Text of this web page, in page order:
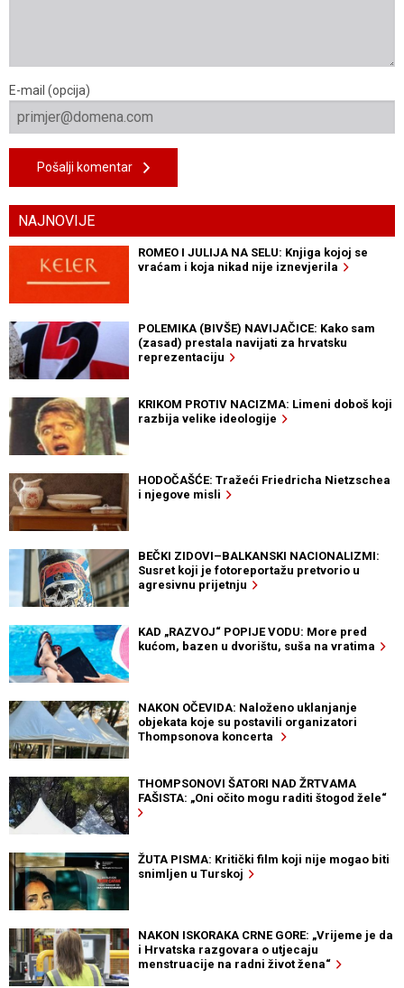
E-mail (opcija)
Pošalji komentar
NAJNOVIJE
ROMEO I JULIJA NA SELU: Knjiga kojoj se
vraćam i koja nikad nije iznevjerila
POLEMIKA (BIVŠE) NAVIJAČICE: Kako sam
(zasad) prestala navijati za hrvatsku
reprezentaciju
KRIKOM PROTIV NACIZMA: Limeni doboš koji
razbija velike ideologije
HODOČAŠĆE: Tražeći Friedricha Nietzschea
i njegove misli
BEČKI ZIDOVI–BALKANSKI NACIONALIZMI:
Susret koji je fotoreportažu pretvorio u
agresivnu prijetnju
KAD „RAZVOJ“ POPIJE VODU: More pred
kućom, bazen u dvorištu, suša na vratima
NAKON OČEVIDA: Naloženo uklanjanje
objekata koje su postavili organizatori
Thompsonova koncerta
THOMPSONOVI ŠATORI NAD ŽRTVAMA
FAŠISTA: „Oni očito mogu raditi štogod žele“
ŽUTA PISMA: Kritički film koji nije mogao biti
snimljen u Turskoj
NAKON ISKORAKA CRNE GORE: „Vrijeme je da
i Hrvatska razgovara o utjecaju
menstruacije na radni život žena“